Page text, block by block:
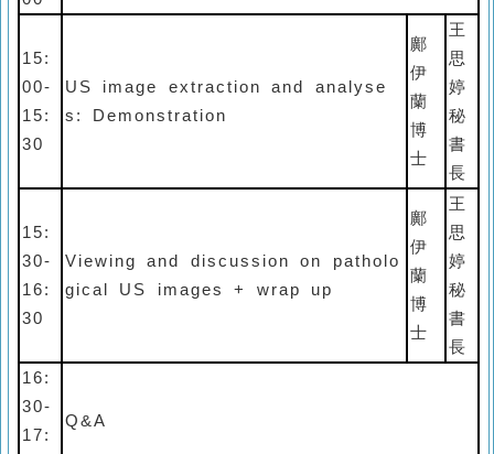
15:
00-
15:
30
US image extraction and analyse
s: Demonstration
鄺
伊
蘭
博
士
王
思
婷
秘
書
長
15:
30-
16:
30
Viewing and discussion on patholo
gical US images + wrap up
鄺
伊
蘭
博
士
王
思
婷
秘
書
長
16:
30-
17:
Q&A